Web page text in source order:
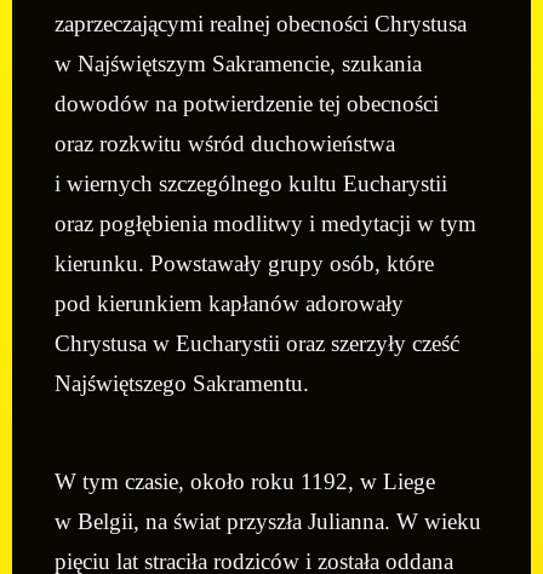
zaprzeczającymi realnej obecności Chrystusa
w Najświętszym Sakramencie, szukania
dowodów na potwierdzenie tej obecności
oraz rozkwitu wśród duchowieństwa
i wiernych szczególnego kultu Eucharystii
oraz pogłębienia modlitwy i medytacji w tym
kierunku. Powstawały grupy osób, które
pod kierunkiem kapłanów adorowały
Chrystusa w Eucharystii oraz szerzyły cześć
Najświętszego Sakramentu.
W tym czasie, około roku 1192, w Liege
w Belgii, na świat przyszła Julianna. W wieku
pięciu lat straciła rodziców i została oddana